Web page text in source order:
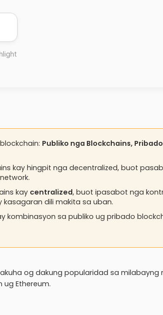
Publiko nga Blockchains,
kay hingpit nga decentralized, buot
kay centralized, buot ipasabot nga
dili makita sa uban.
kombinasyon sa publiko ug pribado
og dakung popularidad sa
Ethereum.